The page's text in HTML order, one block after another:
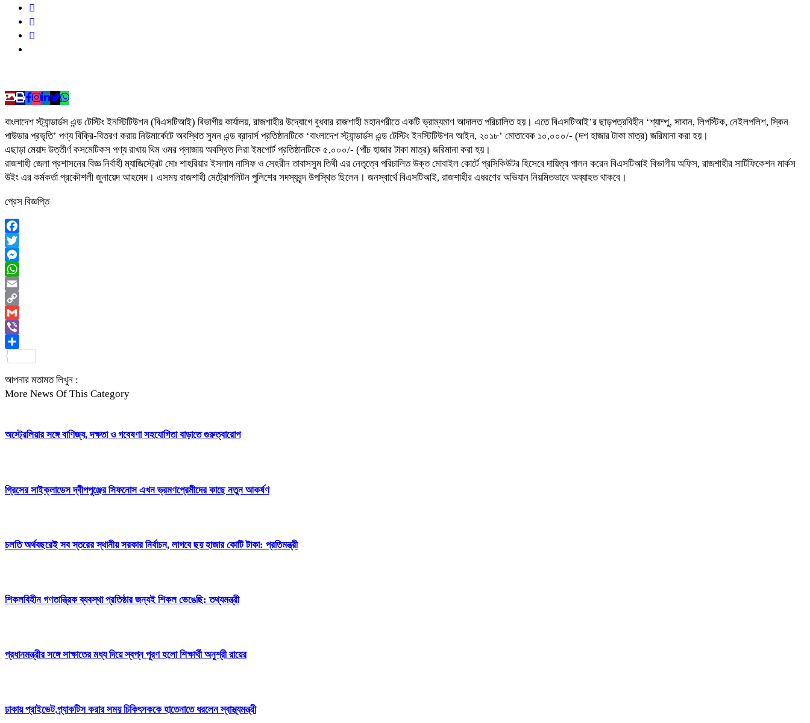
বাংলাদেশ স্ট্যান্ডার্ডস এন্ড টেস্টিং ইনস্টিটিউশন (বিএসটিআই) বিভাগীয় কার্যালয়, রাজশাহীর উদ্যোগে বুধবার রাজশাহী মহানগরীতে একটি ভ্রাম্যমাণ আদালত পরিচালিত হয়। এতে বিএসটিআই’র ছাড়পত্রবিহীন ‘শ্যাম্পু, সাবান, লিপস্টিক, নেইলপলিশ, স্কিন
পাউডার প্রভৃতি’ পণ্য বিক্রি-বিতরণ করায় নিউমার্কেটে অবস্থিত সুমন এন্ড ব্রাদার্স প্রতিষ্ঠানটিকে ‘বাংলাদেশ স্ট্যান্ডার্ডস এন্ড টেস্টিং ইনস্টিটিউশন আইন, ২০১৮’ মোতাবেক ১০,০০০/- (দশ হাজার টাকা মাত্র) জরিমানা করা হয়।
এছাড়া মেয়াদ উত্তীর্ণ কসমেটিকস পণ্য রাখায় থিম ওমর প্লাজায় অবস্থিত লিরা ইমপোর্ট প্রতিষ্ঠানটিকে ৫,০০০/- (পাঁচ হাজার টাকা মাত্র) জরিমানা করা হয়।
রাজশাহী জেলা প্রশাসনের বিজ্ঞ নির্বাহী ম্যাজিস্ট্রেট মোঃ শাহরিয়ার ইসলাম নাসিফ ও সেহরীন তাবাসসুম তিথী এর নেতৃত্বে পরিচালিত উক্ত মোবাইল কোর্টে প্রসিকিউটর হিসেবে দায়িত্ব পালন করেন বিএসটিআই বিভাগীয় অফিস, রাজশাহীর সার্টিফিকেশন মার্কস
উইং এর কর্মকর্তা প্রকৌশলী জুনায়েদ আহমেদ। এসময় রাজশাহী মেট্রোপলিটন পুলিশের সদস্যবৃন্দ উপস্থিত ছিলেন। জনস্বার্থে বিএসটিআই, রাজশাহীর এধরণের অভিযান নিয়মিতভাবে অব্যাহত থাকবে।
প্রেস বিজ্ঞপ্তি
Facebook
Twitter
Messenger
WhatsApp
Email
Copy
Link
Gmail
Viber
আপনার মতামত লিখুন :
More News Of This Category
অস্ট্রেলিয়ার সঙ্গে বাণিজ্য, দক্ষতা ও গবেষণা সহযোগিতা বাড়াতে গুরুত্বারোপ
গ্রিসের সাইক্লাডেস দ্বীপপুঞ্জের সিফনোস এখন ভ্রমণপ্রেমীদের কাছে নতুন আকর্ষণ
চলতি অর্থবছরেই সব স্তরের স্থানীয় সরকার নির্বাচন, লাগবে ছয় হাজার কোটি টাকা: প্রতিমন্ত্রী
শিকলবিহীন গণতান্ত্রিক ব্যবস্থা প্রতিষ্ঠার জন্যই শিকল ভেঙেছি: তথ্যমন্ত্রী
প্রধানমন্ত্রীর সঙ্গে সাক্ষাতের মধ্য দিয়ে স্বপ্ন পূরণ হলো শিক্ষার্থী অনুশ্রী রায়ের
ঢাকায় প্রাইভেট প্র্যাকটিস করার সময় চিকিৎসককে হাতেনাতে ধরলেন স্বাস্থ্যমন্ত্রী